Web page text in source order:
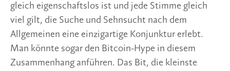
gleich eigenschaftslos ist und jede Stimme gleich
viel gilt, die Suche und Sehnsucht nach dem
Allgemeinen eine einzigartige Konjunktur erlebt.
Man könnte sogar den Bitcoin-Hype in diesem
Zusammenhang anführen. Das Bit, die kleinste